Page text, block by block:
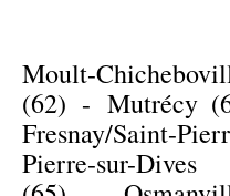
Moult-
(62) - Mutrécy
Fresnay/Saint-
Pierre-sur-